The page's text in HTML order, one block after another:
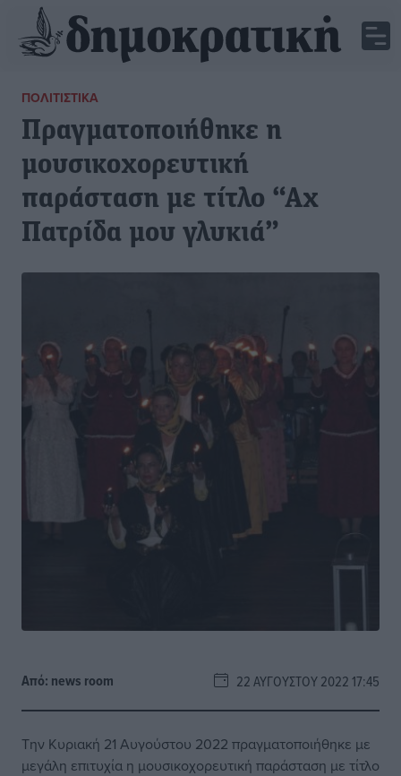
ΠΟΛΙΤΙΣΤΙΚΆ
Πραγματοποιήθηκε η
μουσικοχορευτική
παράσταση με τίτλο “Αχ
Πατρίδα μου γλυκιά”
Από: news room 22 ΑΥΓΟΎΣΤΟΥ 2022 17:45
Την Κυριακή 21 Αυγούστου 2022 πραγματοποιήθηκε με
μεγάλη επιτυχία η μουσικοχορευτική παράσταση με τίτλο